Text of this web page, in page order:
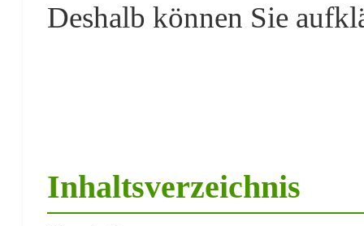
Deshalb können Sie
Inhaltsverzeichnis